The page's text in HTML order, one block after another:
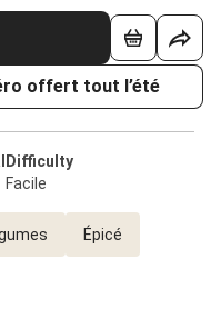
offert tout l’été
Difficulty
Facile
Épicé